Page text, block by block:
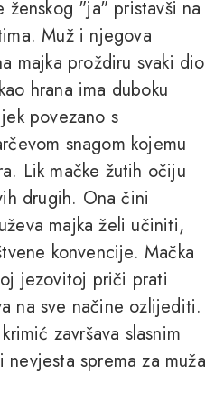
ženskog "ja" pristavši na
Muž i njegova
majka proždiru svaki dio
hrana ima duboku
povezano s
snagom kojemu
Lik mačke žutih očiju
drugih. Ona čini
majka želi učiniti,
konvencije. Mačka
jezovitoj priči prati
na sve načine ozlijediti.
završava slasnim
nevjesta sprema za muža